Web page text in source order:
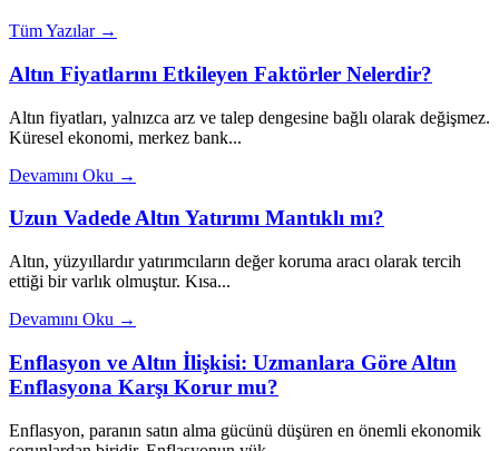
Tüm Yazılar →
Altın Fiyatlarını Etkileyen Faktörler Nelerdir?
Altın fiyatları, yalnızca arz ve talep dengesine bağlı olarak değişmez.
Küresel ekonomi, merkez bank...
Devamını Oku →
Uzun Vadede Altın Yatırımı Mantıklı mı?
Altın, yüzyıllardır yatırımcıların değer koruma aracı olarak tercih
ettiği bir varlık olmuştur. Kısa...
Devamını Oku →
Enflasyon ve Altın İlişkisi: Uzmanlara Göre Altın
Enflasyona Karşı Korur mu?
Enflasyon, paranın satın alma gücünü düşüren en önemli ekonomik